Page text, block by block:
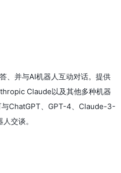
、并与AI机器人互动对话。提供
Claude以及其他多种机器
ChatGPT、GPT-4、Claude-3-
交谈。